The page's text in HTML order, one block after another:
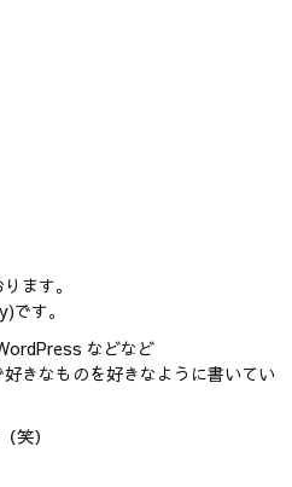
ます。
す。
などなど
きなものを好きなように書いてい
笑）